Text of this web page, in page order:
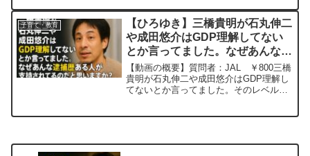
種後も体内に残ると発表しています。 当
時の政府、医師、メ...
子育て・教育
【ひろゆき】三橋貴明が石丸伸二
や成田悠介はGDP理解してない
とか言ってました。なぜあんな逮
捕歴ある人が支持されてるのだと
思いますか？ー ひろゆき切り抜
き 20250806
【動画の概要】質問者：JAL ￥800三橋
貴明が石丸伸二や成田悠介はGDP理解し
てないとか言ってました。そのレベルの